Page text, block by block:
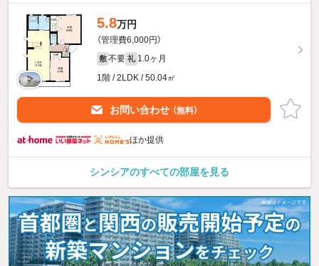
5.8万円
（管理費6,000円）
敷 不要 礼 1.0ヶ月
1階 / 2LDK / 50.04㎡
お問い合わせ （無料）
ほか提供
シンシアのすべての部屋を見る